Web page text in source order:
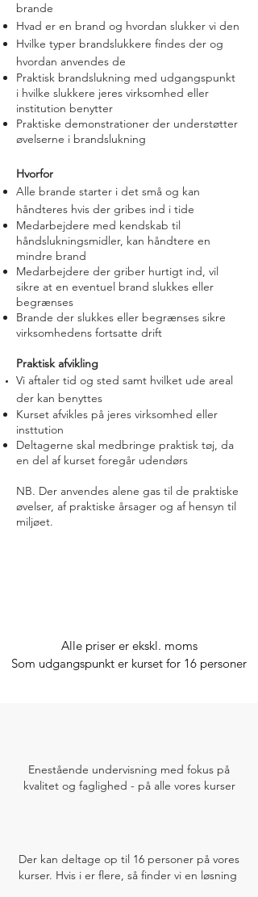
brande
Hvad er en brand og hvordan slukker vi den
Hvilke typer brandslukkere findes der og
hvordan anvendes de
Praktisk brandslukning med udgangspunkt
i hvilke slukkere jeres virksomhed eller
institution benytter
Praktiske demonstrationer der understøtter
øvelserne i brandslukning
Hvorfor
Alle brande starter i det små og kan
håndteres hvis der gribes ind i tide
Medarbejdere med kendskab til
håndslukningsmidler, kan håndtere en
mindre brand
Medarbejdere der griber hurtigt ind, vil
sikre at en eventuel brand slukkes eller
begrænses
Brande der slukkes eller begrænses sikre
virksomhedens fortsatte drift
Praktisk afvikling
Vi aftaler tid og sted samt hvilket ude areal
der kan benyttes
Kurset afvikles på jeres virksomhed eller
insttution
Deltagerne skal medbringe praktisk tøj, da
en del af kurset foregår udendørs
NB. Der anvendes alene gas til de praktiske
øvelser, af praktiske årsager og af hensyn til
miljøet.
Alle priser er ekskl. moms
Som udgangspunkt er kurset for 16 personer
Enestående undervisning med fokus på
kvalitet og faglighed - på alle vores kurser
Der kan deltage op til 16 personer på vores
kurser. Hvis i er flere, så finder vi en løsning